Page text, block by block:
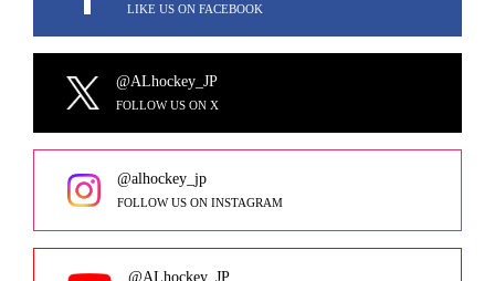
LIKE US ON FACEBOOK
@ALhockey_JP
FOLLOW US ON X
@alhockey_jp
FOLLOW US ON INSTAGRAM
@ALhockey_JP